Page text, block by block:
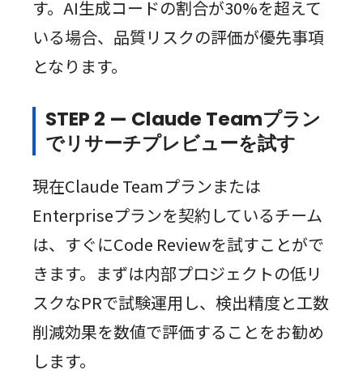
す。AI生成コードの割合が30%を超えて
いる場合、品質リスクの評価が優先事項
となります。
STEP 2 — Claude Teamプラン
でリサーチプレビューを試す
現在Claude Teamプランまたは
Enterpriseプランを契約しているチーム
は、すぐにCode Reviewを試すことがで
きます。まずは内部プロジェクトの低リ
スクなPRで試験運用し、検出精度と工数
削減効果を数値で評価することをお勧め
します。